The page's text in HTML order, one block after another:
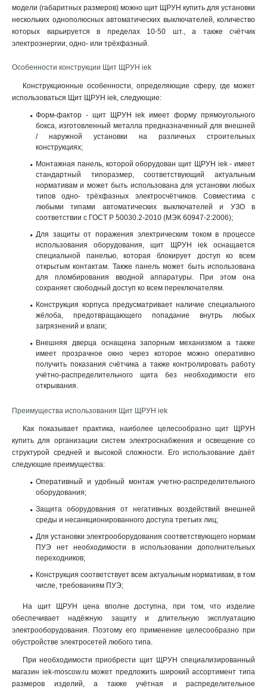
модели (габаритных размеров) можно щит ЩРУН купить для установки
нескольких однополюсных автоматических выключателей, количество
которых варьируется в пределах 10-50 шт., а также счётчик
электроэнергии, одно- или трёхфазный.
Особенности конструкции Щит ЩРУН iek
Конструкционные особенности, определяющие сферу, где может
использоваться Щит ЩРУН iek, следующие:
Форм-фактор - щит ЩРУН iek имеет форму прямоугольного
бокса, изготовленный металла предназначенный для внешней
/ наружной установки на различных строительных
конструкциях;
Монтажная панель, которой оборудован щит ЩРУН iek - имеет
стандартный типоразмер, соответствующий актуальным
нормативам и может быть использована для установки любых
типов одно- трёхфазных электросчётчиков. Совместима с
любыми типами автоматических выключателей и УЗО в
соответствии с ГОСТ Р 50030.2-2010 (МЭК 60947-2:2006);
Для защиты от поражения электрическим током в процессе
использования оборудования, щит ЩРУН iek оснащается
специальной панелью, которая блокирует доступ ко всем
открытым контактам. Также панель может быть использована
для пломбирования вводной аппаратуры. При этом она
сохраняет свободный доступ ко всем переключателям.
Конструкция корпуса предусматривает наличие специального
жёлоба, предотвращающего попадание внутрь любых
загрязнений и влаги;
Внешняя дверца оснащена запорным механизмом а также
имеет прозрачное окно через которое можно оперативно
получить показания счётчика а также контролировать работу
учётно-распределительного щита без необходимости его
открывания.
Преимущества использования Щит ЩРУН iek
Как показывает практика, наиболее целесообразно щит ЩРУН
купить для организации систем электроснабжения и освещение со
структурой средней и высокой сложности. Его использование даёт
следующие преимущества:
Оперативный и удобный монтаж учетно-распределительного
оборудования;
Защита оборудования от негативных воздействий внешней
среды и несанкционированного доступа третьих лиц;
Для установки электрооборудования соответствующего нормам
ПУЭ нет необходимости в использовании дополнительных
переходников;
Конструкция соответствует всем актуальным нормативам, в том
числе, требованиям ПУЭ;
На щит ЩРУН цена вполне доступна, при том, что изделие
обеспечивает надёжную защиту и длительную эксплуатацию
электрооборудования. Поэтому его применение целесообразно при
обустройстве электросетей любого типа.
При необходимости приобрести щит ЩРУН специализированный
магазин iek-moscow.ru может предложить широкий ассортимент типа
размеров изделий, а также учётная и распределительное